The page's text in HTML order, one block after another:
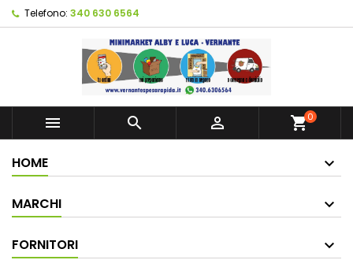
Telefono: 340 630 6564
   shopping_cart0
HOME
MARCHI
FORNITORI